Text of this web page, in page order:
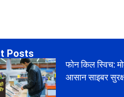
Posts
फोन किल स्विच:
आसान साइबर